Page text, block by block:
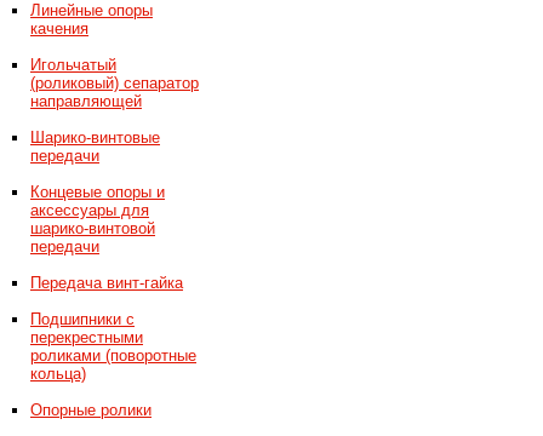
Линейные опоры
качения
Игольчатый
(роликовый) сепаратор
направляющей
Шарико-винтовые
передачи
Концевые опоры и
аксессуары для
шарико-винтовой
передачи
Передача винт-гайка
Подшипники с
перекрестными
роликами (поворотные
кольца)
Опорные ролики